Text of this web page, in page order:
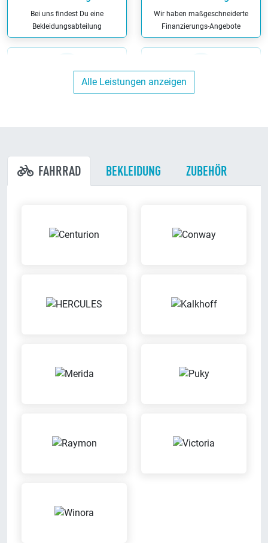
Bei uns findest Du eine
Bekleidungsabteilung
Wir haben maßgeschneiderte
Finanzierungs-Angebote
Kunden-Parkplätze Werkstatt
Leasing
Probefahrt möglich
Mach mit uns einen Termin aus
für eine individuelle Beratung
Versicherung kannst Du Dein
Alle Leistungen anzeigen
FAHRRAD BEKLEIDUNG ZUBEHÖR